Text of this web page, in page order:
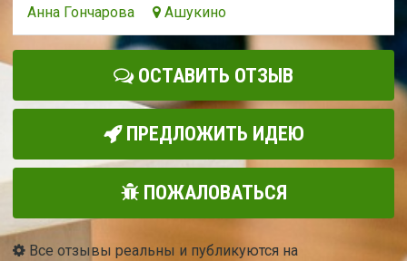
Анна Гончарова
Ашукино
ОСТАВИТЬ ОТЗЫВ
ПРЕДЛОЖИТЬ ИДЕЮ
ПОЖАЛОВАТЬСЯ
Все отзывы реальны и публикуются на